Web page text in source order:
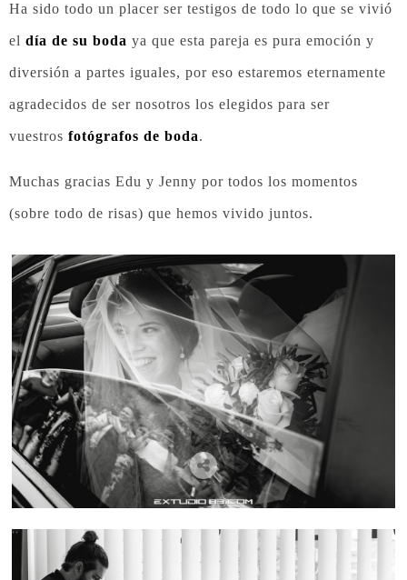
Ha sido todo un placer ser testigos de todo lo que se vivió
el día de su boda ya que esta pareja es pura emoción y
diversión a partes iguales, por eso estaremos eternamente
agradecidos de ser nosotros los elegidos para ser
vuestros fotógrafos de boda.
Muchas gracias Edu y Jenny por todos los momentos
(sobre todo de risas) que hemos vivido juntos.